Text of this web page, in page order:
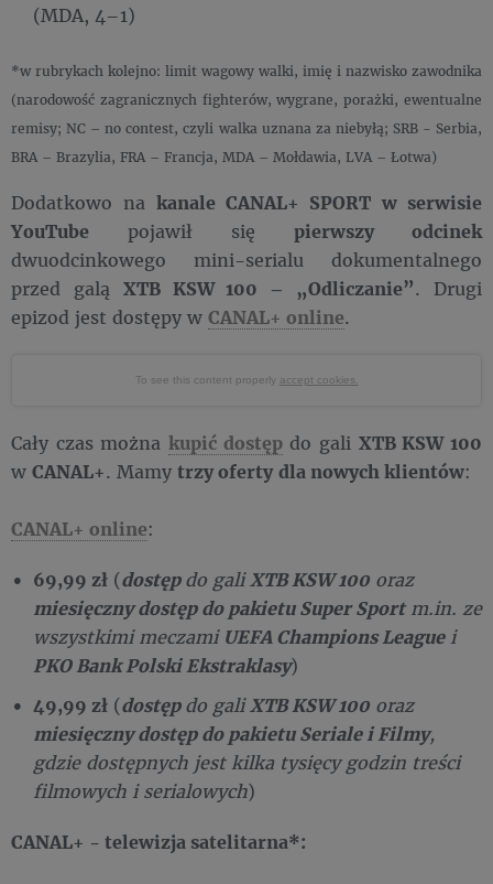
(MDA, 4–1)
*w rubrykach kolejno: limit wagowy walki, imię i nazwisko zawodnika
(narodowość zagranicznych fighterów, wygrane, porażki, ewentualne
remisy; NC – no contest, czyli walka uznana za niebyłą; SRB - Serbia,
BRA – Brazylia, FRA – Francja, MDA – Mołdawia, LVA – Łotwa)
Dodatkowo na kanale CANAL+ SPORT w serwisie
YouTube pojawił się pierwszy odcinek
dwuodcinkowego mini-serialu dokumentalnego
przed galą XTB KSW 100 – „Odliczanie”. Drugi
epizod jest dostępy w CANAL+ online.
To see this content properly accept cookies.
Cały czas można kupić dostępdo gali XTB KSW 100
w CANAL+. Mamy trzy oferty dla nowych klientów:
CANAL+ online:
69,99 zł (dostępdo gali XTB KSW 100 oraz
miesięczny dostęp do pakietu Super Sportm.in. ze
wszystkimi meczami UEFA Champions Leaguei
PKO Bank Polski Ekstraklasy)
49,99 zł (dostępdo gali XTB KSW 100 oraz
miesięczny dostęp do pakietu Seriale i Filmy,
gdzie dostępnych jest kilka tysięcy godzin treści
filmowych i serialowych)
CANAL+ - telewizja satelitarna*: